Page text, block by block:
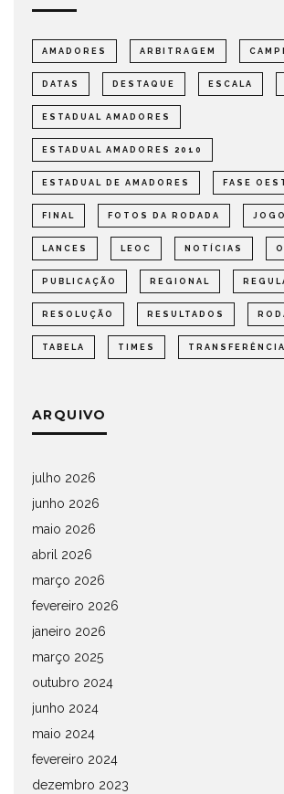
AMADORES ARBITRAGEM
DATAS DESTAQUE ESCALA
ESTADUAL AMADORES
ESTADUAL AMADORES 2010
ESTADUAL DE AMADORES FASE
FINAL FOTOS DA RODADA
LANCES LEOC NOTÍCIAS
PUBLICAÇÃO REGIONAL
RESOLUÇÃO RESULTADOS
TABELA TIMES
ARQUIVO
julho 2026
junho 2026
maio 2026
abril 2026
março 2026
fevereiro 2026
janeiro 2026
março 2025
outubro 2024
junho 2024
maio 2024
fevereiro 2024
dezembro 2023